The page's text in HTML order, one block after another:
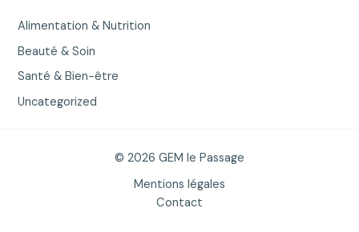
Alimentation & Nutrition
Beauté & Soin
Santé & Bien-être
Uncategorized
© 2026 GEM le Passage
Mentions légales
Contact